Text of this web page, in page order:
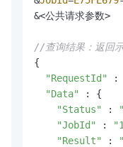
&<公共请求参数>
//查询结果：返回
{
"RequestId"
:
"Data"
: {
"Status"
:
"JobId"
:
"Result"
: